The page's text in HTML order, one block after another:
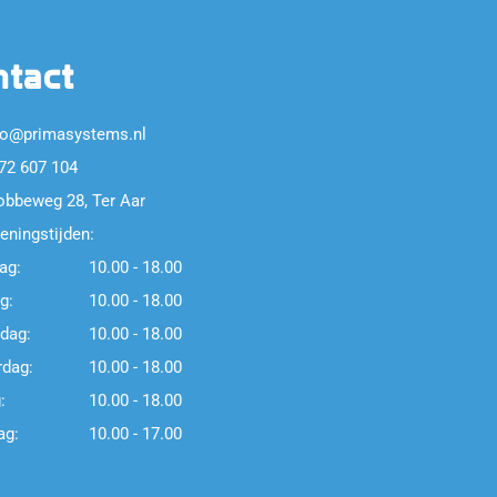
607 104
28, Ter Aar
10.00 - 18.00
10.00 - 18.00
10.00 - 18.00
10.00 - 18.00
10.00 - 18.00
10.00 - 17.00